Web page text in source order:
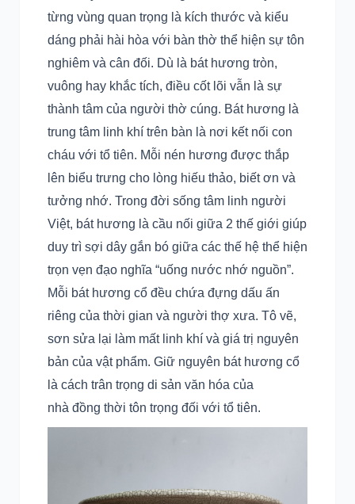
từng vùng quan trọng là kích thước và kiểu
dáng phải hài hòa với bàn thờ thể hiện sự tôn
nghiêm và cân đối. Dù là bát hương tròn,
vuông hay khắc tích, điều cốt lõi vẫn là sự
thành tâm của người thờ cúng. Bát hương là
trung tâm linh khí trên bàn là nơi kết nối con
cháu với tổ tiên. Mỗi nén hương được thắp
lên biểu trưng cho lòng hiếu thảo, biết ơn và
tưởng nhớ. Trong đời sống tâm linh người
Việt, bát hương là cầu nối giữa 2 thế giới giúp
duy trì sợi dây gắn bó giữa các thế hệ thể hiện
trọn vẹn đạo nghĩa “uống nước nhớ nguồn”.
Mỗi bát hương cổ đều chứa đựng dấu ấn
riêng của thời gian và người thợ xưa. Tô vẽ,
sơn sửa lại làm mất linh khí và giá trị nguyên
bản của vật phẩm. Giữ nguyên bát hương cổ
là cách trân trọng di sản văn hóa của
nhà đồng thời tôn trọng đối với tổ tiên.